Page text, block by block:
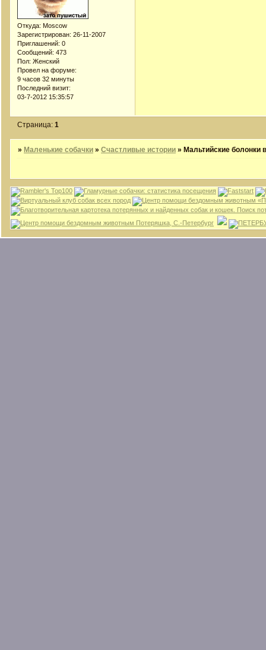
Откуда: Moscow
Зарегистрирован: 26-11-2007
Приглашений: 0
Сообщений: 473
Пол: Женский
Провел на форуме:
9 часов 32 минуты
Последний визит:
03-7-2012 15:35:57
Страница:1
» Маленькие собачки »Счастливые истории »Мальтийские болонки